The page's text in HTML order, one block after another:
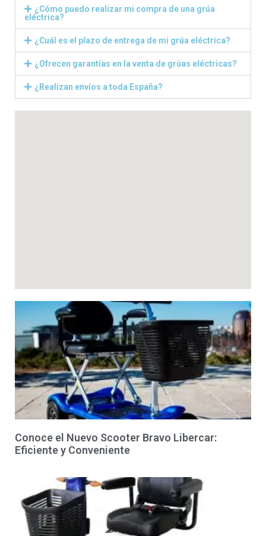
¿Cómo puedo realizar mi compra de una grúa
eléctrica?
¿Cuál es el plazo de entrega de mi grúa eléctrica?
¿Ofrecen garantías en la venta de grúas eléctricas?
¿Realizan envíos a toda España?
Conoce el Nuevo Scooter Bravo Libercar:
Eficiente y Conveniente